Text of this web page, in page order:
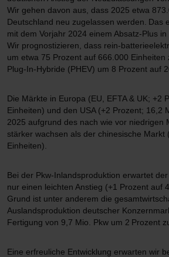
Wir gehen davon aus, dass 2025 etwa
Deutschland neu zugelassen werden. Das
mit dem Vorjahr 2024 einem Absatz-Plus
Wir prognostizieren, dass rein-
um etwa 75 Prozent auf 666.000 Einheiten
Plug-In-Hybride (PHEV) um 8 Prozent auf
Die Märkte in Europa (EU, EFTA & UK; +2
Einheiten) und den USA (+2 Prozent; 16,2
2025 aufgrund des nach wie vor niedrigen
stärker wachsen als der chinesische Markt
Einheiten).
Bei der Pkw-Inlandsproduktion erwartet
nur einen leichten Anstieg (+1 Prozent auf
Grund ist unter anderem die
Auslandsproduktion deutscher
Fertigung von 9,7 Mio. Pkw um 2 Prozent
Eine erfreuliche Entwicklung erwarten wir